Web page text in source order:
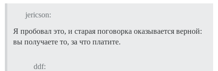
jericson:
Я пробовал это, и старая поговорка оказывается верной:
вы получаете то, за что платите.
ddf: